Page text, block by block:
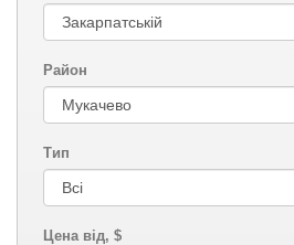
Район
Тип
Цена від, $